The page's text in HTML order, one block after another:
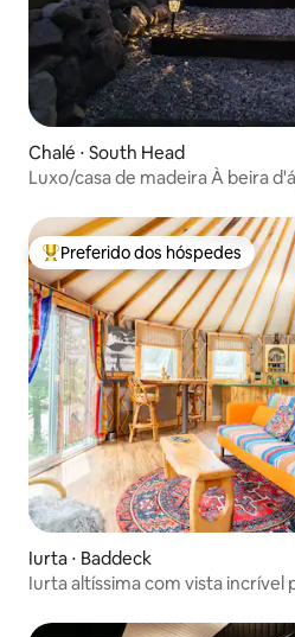
Chalé ⋅ South Head
Luxo/casa de madeira À beira d'água
Entre os melhores preferidos dos
Preferido dos hóspedes
Iurta ⋅ Baddeck
Iurta altíssima com vista incrível